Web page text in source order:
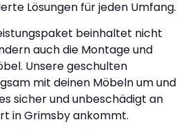
Lösungen für jeden Umfang.
beinhaltet nicht
auch die Montage und
Unsere geschulten
mit deinen Möbeln um und
sicher und unbeschädigt an
in Grimsby ankommt.